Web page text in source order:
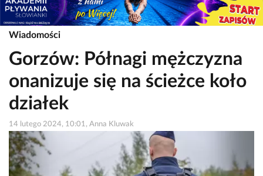
Wiadomości
Gorzów: Półnagi mężczyzna
onanizuje się na ścieżce koło
działek
14 lutego 2024, 10:01, Anna Kluwak